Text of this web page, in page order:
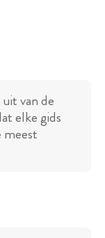
van de
elke gids
meest